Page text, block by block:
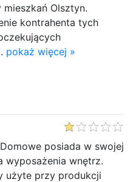
Olsztyn.
kontrahenta tych
pokaż więcej »
posiada w swojej
wyposażenia wnętrz.
użyte przy produkcji